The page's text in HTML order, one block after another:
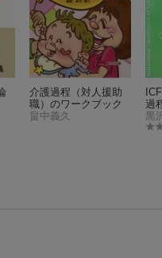
介護過程（対人援助
職）のワークブック
畠中義久
過
黒